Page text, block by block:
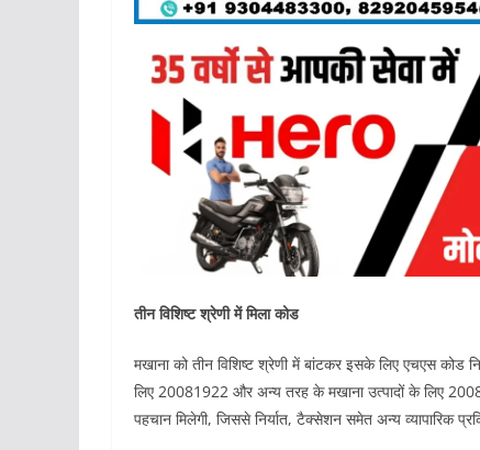
तीन विशिष्ट श्रेणी में मिला कोड
मखाना को तीन विशिष्ट श्रेणी में बांटकर इसके लिए एचएस कोड
लिए 20081922 और अन्य तरह के मखाना उत्पादों के लिए
पहचान मिलेगी, जिससे निर्यात, टैक्सेशन समेत अन्य व्यापारिक